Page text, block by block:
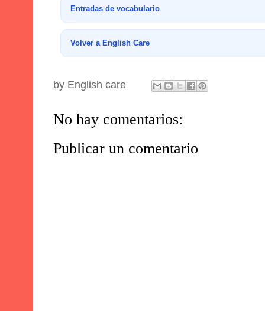
Entradas de vocabulario
Volver a English Care
by English care
No hay comentarios:
Publicar un comentario